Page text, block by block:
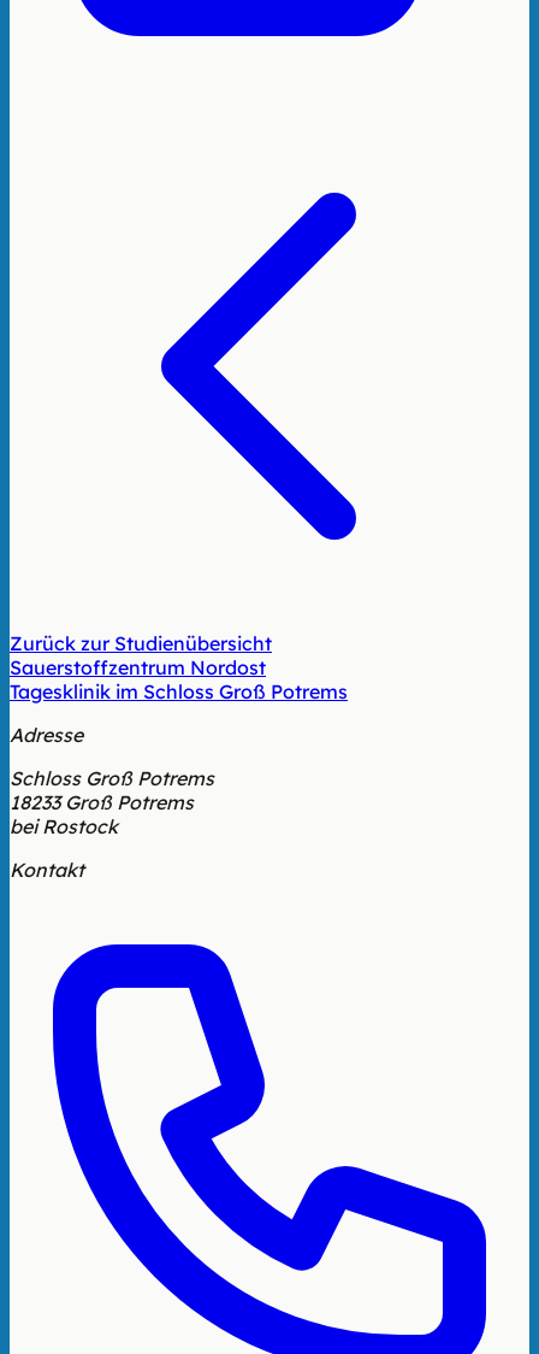
Zurück zur Studienübersicht
Sauerstoffzentrum Nordost
Tagesklinik im Schloss Groß Potrems
Adresse
Schloss Groß Potrems
18233 Groß Potrems
bei Rostock
Kontakt